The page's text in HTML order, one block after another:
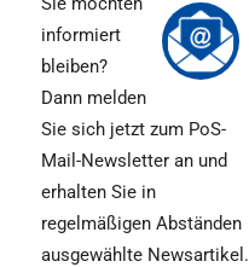
informiert
bleiben?
Dann melden
Sie sich jetzt zum PoS-
Mail-Newsletter an und
erhalten Sie in
regelmäßigen Abständen
ausgewählte Newsartikel.